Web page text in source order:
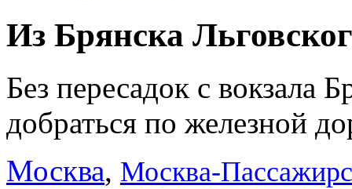
Из Брянска
Без пересадок с вокзала
добраться по железной
Москва, Москва-